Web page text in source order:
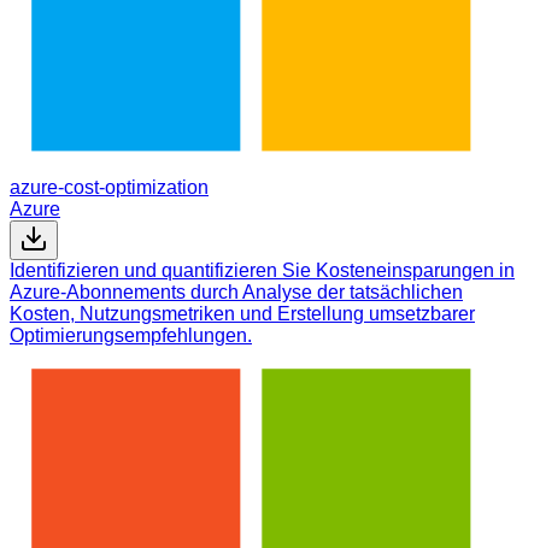
azure-cost-optimization
Azure
Identifizieren und quantifizieren Sie Kosteneinsparungen in
Azure-Abonnements durch Analyse der tatsächlichen
Kosten, Nutzungsmetriken und Erstellung umsetzbarer
Optimierungsempfehlungen.